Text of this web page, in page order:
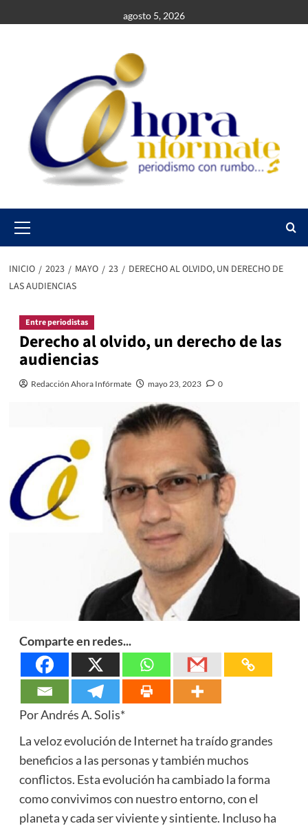
al
agosto 5, 2026
Menu
INICIO 2023 MAYO 23
DERECHO AL OLVIDO, UN DERECHO DE
LAS AUDIENCIAS
Entre periodistas
Derecho al olvido, un derecho de las
audiencias
Redacción Ahora Infórmate mayo 23, 2023 0
Comparte en redes...
Por Andrés A. Solis*
La veloz evolución de Internet ha traído grandes
beneficios a las personas y también muchos
conflictos. Esta evolución ha cambiado la forma
como convivimos con nuestro entorno, con el
planeta y cada ser viviente y sintiente. Incluso ha